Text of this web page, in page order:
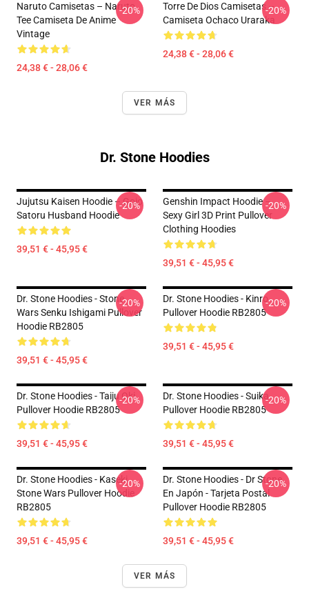
Naruto Camisetas – Naruto
Tee Camiseta De Anime
Vintage
24,38 € - 28,06 €
-20%
Torre De Dios Camisetas –
Camiseta Ochaco Uraraka
24,38 € - 28,06 €
-20%
VER MÁS
Dr. Stone Hoodies
Jujutsu Kaisen Hoodie – Gojo
Satoru Husband Hoodie
39,51 € - 45,95 €
-20%
Genshin Impact Hoodie –
Sexy Girl 3D Print Pullover
Clothing Hoodies
39,51 € - 45,95 €
-20%
Dr. Stone Hoodies - Stone
Wars Senku Ishigami Pullover
Hoodie RB2805
39,51 € - 45,95 €
-20%
Dr. Stone Hoodies - Kinro
Pullover Hoodie RB2805
39,51 € - 45,95 €
-20%
Dr. Stone Hoodies - Taiju Oki
Pullover Hoodie RB2805
39,51 € - 45,95 €
-20%
Dr. Stone Hoodies - Suika
Pullover Hoodie RB2805
39,51 € - 45,95 €
-20%
Dr. Stone Hoodies - Kaseki
Stone Wars Pullover Hoodie
RB2805
39,51 € - 45,95 €
-20%
Dr. Stone Hoodies - Dr Stone
En Japón - Tarjeta Postal
Pullover Hoodie RB2805
39,51 € - 45,95 €
-20%
VER MÁS